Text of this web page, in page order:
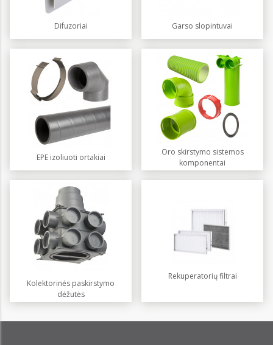
Difuzoriai Garso slopintuvai
EPE izoliuoti ortakiai
Oro skirstymo sistemos
komponentai
Kolektorinės paskirstymo
dėžutės
Rekuperatorių filtrai